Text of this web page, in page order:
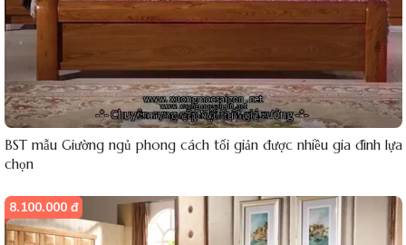
BST mẫu Giường ngủ phong cách tối giản được nhiều gia đình lựa
chọn
8.100.000 đ